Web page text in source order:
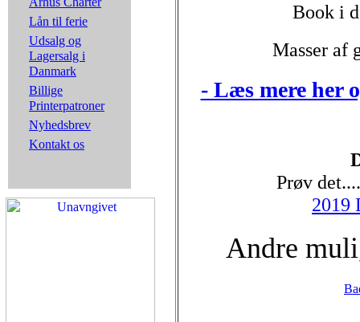
Lån til ferie
Udsalg og
Lagersalg i
Danmark
Billige
Printerpatroner
Nyhedsbrev
Kontakt os
Book i
Masser af
- Læs mere her
Prøv
2019
Andre